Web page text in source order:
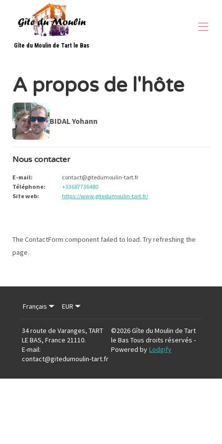
Gîte du Moulin de Tart le Bas
Description
Localisation
Nous contacter
A propos de l'hôte
BIDAL Yohann
Nous contacter
E-mail:
contact@gitedumoulin-tart.fr
Téléphone:
+33687736480
Site web: https://www.gitedumoulin-tart.fr/
The ContactForm component failed to load. Try refreshing the
page.
Français EUR
34 route de Varanges, TART
LE BAS, France 21110.
E-mail:
contact@gitedumoulin-tart.fr
©2026Gîte du Moulin de Tart
le Bas Tous droits réservés -
Powered by Lodgify